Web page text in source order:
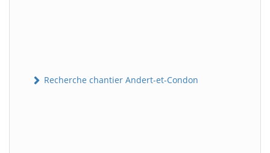
Recherche chantier Andert-et-Condon